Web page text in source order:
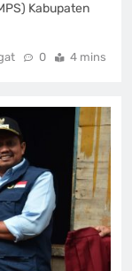
Kabupaten
0 4 mins